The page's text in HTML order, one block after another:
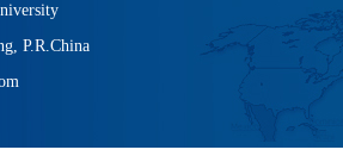
P.R.China